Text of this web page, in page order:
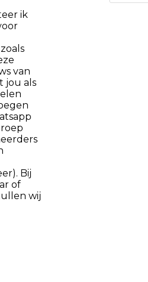
ik
van
jou als
Bij
of
wij